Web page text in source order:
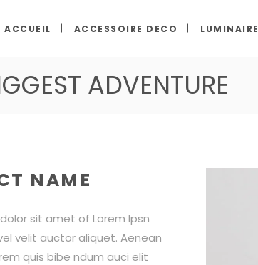
ACCUEIL ACCESSOIRE DECO LUMINAIRE
ADVENTURE
NAME
sit amet of Lorem Ipsn
velit auctor aliquet. Aenean
quis bibe ndum auci elit